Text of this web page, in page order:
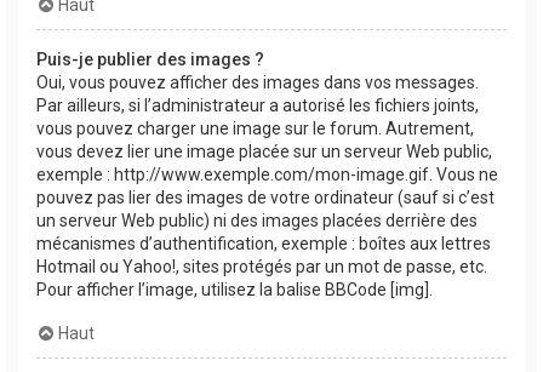
Haut
Puis-je publier des images ?
Oui, vous pouvez afficher des images dans vos messages.
Par ailleurs, si l’administrateur a autorisé les fichiers joints,
vous pouvez charger une image sur le forum. Autrement,
vous devez lier une image placée sur un serveur Web public,
exemple : http://www.exemple.com/mon-image.gif. Vous ne
pouvez pas lier des images de votre ordinateur (sauf si c’est
un serveur Web public) ni des images placées derrière des
mécanismes d’authentification, exemple : boîtes aux lettres
Hotmail ou Yahoo!, sites protégés par un mot de passe, etc.
Pour afficher l’image, utilisez la balise BBCode [img].
Haut